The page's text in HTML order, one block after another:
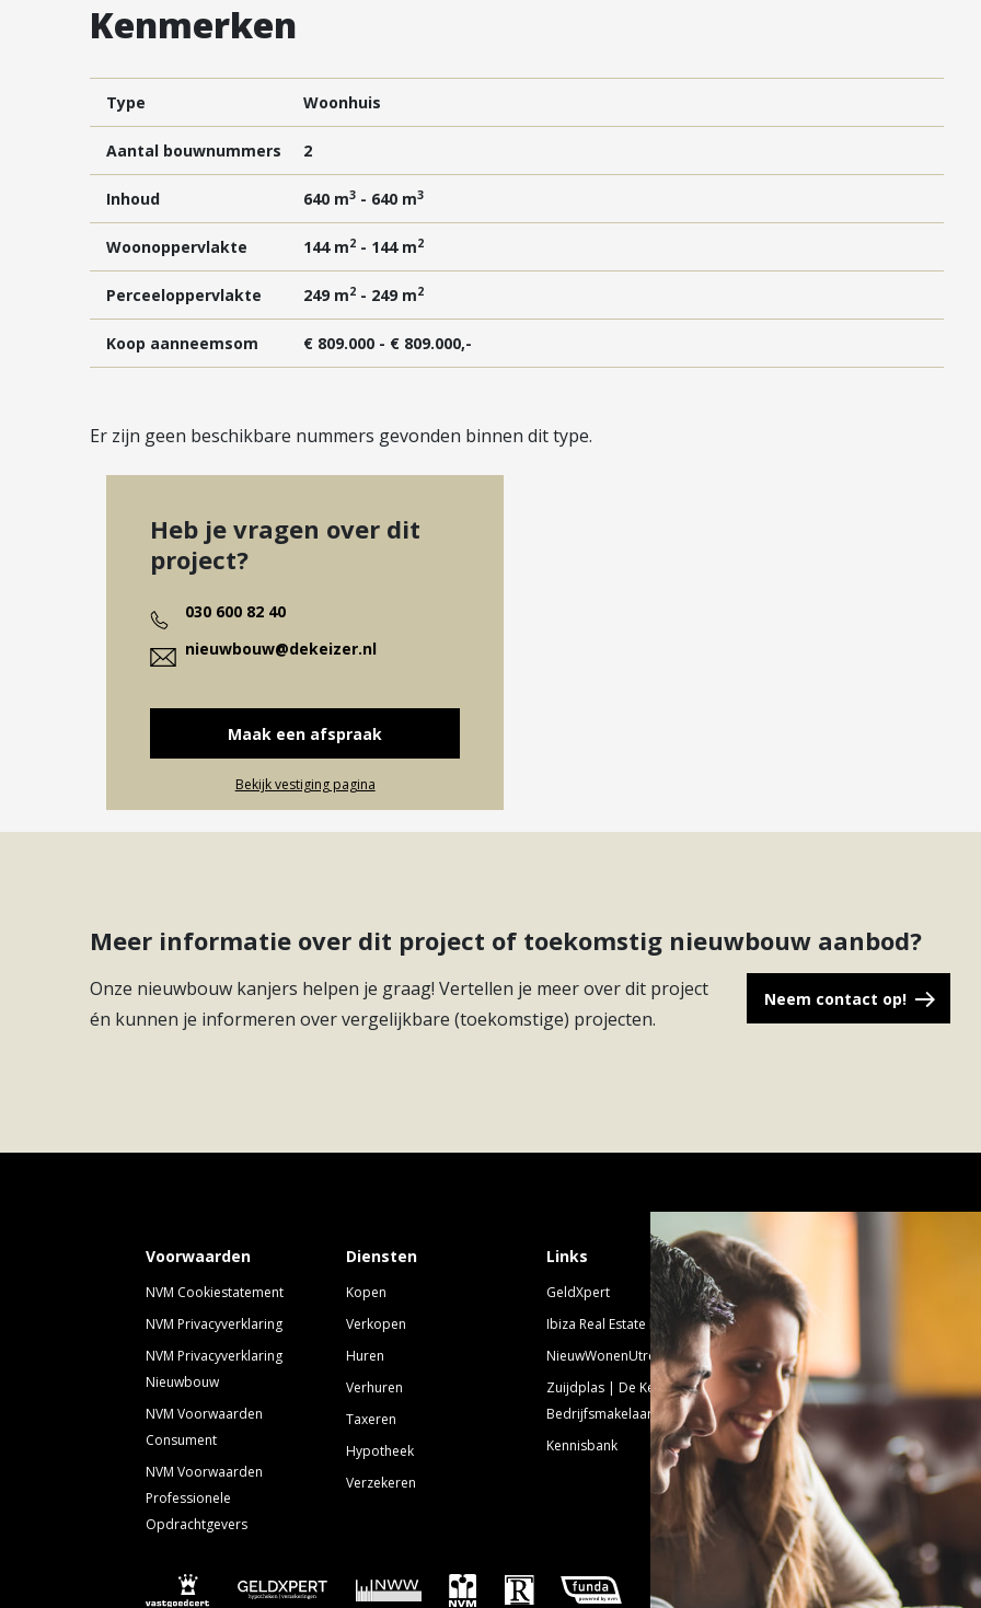
Kenmerken
Type Woonhuis
Aantal bouwnummers 2
Inhoud 640 m3 - 640 m3
Woonoppervlakte 144 m2 - 144 m2
Perceeloppervlakte 249 m2 - 249 m2
Koop aanneemsom € 809.000 - € 809.000,-
Er zijn geen beschikbare nummers gevonden binnen dit type.
Heb je vragen over dit
project?
030 600 82 40
nieuwbouw@dekeizer.nl
Maak een afspraak
Bekijk vestiging pagina
Meer informatie over dit project of toekomstig nieuwbouw aanbod?
Onze nieuwbouw kanjers helpen je graag! Vertellen je meer over dit project
én kunnen je informeren over vergelijkbare (toekomstige) projecten.
Neem contact op!
Voorwaarden
NVM Cookiestatement
NVM Privacyverklaring
NVM Privacyverklaring
Nieuwbouw
NVM Voorwaarden
Consument
NVM Voorwaarden
Professionele
Opdrachtgevers
Diensten
Kopen
Verkopen
Huren
Verhuren
Taxeren
Hypotheek
Verzekeren
Links
GeldXpert
Ibiza Real Estate BDK
NieuwWonenUtrecht
Zuijdplas | De Keizer
Bedrijfsmakelaars
Kennisbank
Schrijf je in voor
Nieuwsbrief Nieuwbouw
Emailadres:
Volg ons!